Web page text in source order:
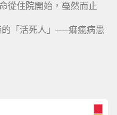
從住院開始，戞然而止
的「活死人」──痲瘋病患